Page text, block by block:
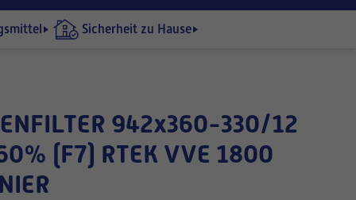
Sicherheit zu Hause
(F7) RTEK VVE 1800